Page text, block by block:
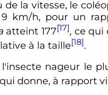
de la vitesse, le
9 km/h, pour un
atteint 177[17], ce qui
à la taille[18].
l'insecte nageur le
donne, à rapport